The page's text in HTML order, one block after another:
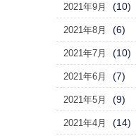
2021年9月 (10)
2021年8月 (6)
2021年7月 (10)
2021年6月 (7)
2021年5月 (9)
2021年4月 (14)